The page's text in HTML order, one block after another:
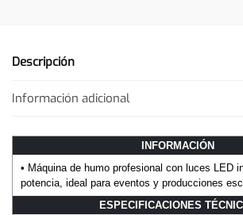
Descripción
Información adicional
INFORMACIÓN
• Máquina de humo profesional con luces LED
potencia, ideal para eventos y producciones
ESPECIFICACIONES